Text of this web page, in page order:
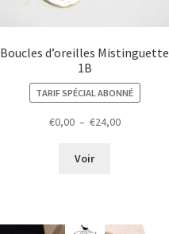
Boucles d’oreilles Mistinguette
1B
TARIF SPÉCIAL ABONNÉ
€0,00 – €24,00Plage
Voir